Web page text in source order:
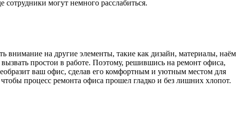
сотрудники могут немного расслабиться.
внимание на другие элементы, такие как дизайн, материалы, наём
простои в работе. Поэтому, решившись на ремонт офиса,
ваш офис, сделав его комфортным и уютным местом для
процесс ремонта офиса прошел гладко и без лишних хлопот.